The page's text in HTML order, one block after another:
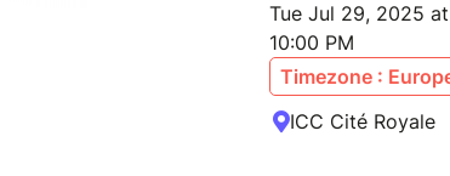
Tue Jul 29, 2025
10:00 PM
Timezone :
ICC Cité Royale